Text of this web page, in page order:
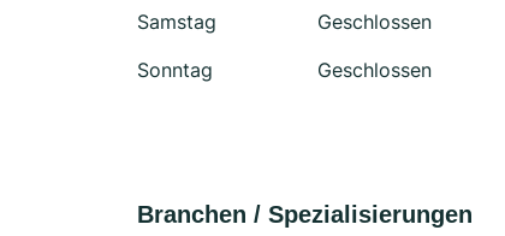
Samstag
Geschlossen
Sonntag
Geschlossen
Branchen / Spezialisierungen